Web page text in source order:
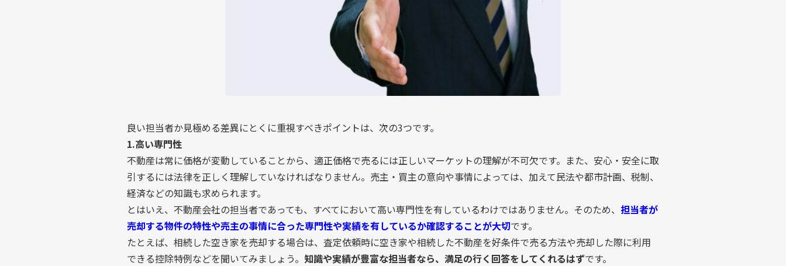
良い担当者か見極める差異にとくに重視すべきポイントは、次の3つです。
1.高い専門性
不動産は常に価格が変動していることから、適正価格で売るには正しいマーケットの理解が不可欠です。また、安心・安全に取
引するには法律を正しく理解していなければなりません。売主・買主の意向や事情によっては、加えて民法や都市計画、税制、
経済などの知識も求められます。
とはいえ、不動産会社の担当者であっても、すべてにおいて高い専門性を有しているわけではありません。そのため、 担当者が
売却する物件の特性や売主の事情に合った専門性や実績を有しているか確認することが大切です。
たとえば、相続した空き家を売却する場合は、査定依頼時に空き家や相続した不動産を好条件で売る方法や売却した際に利用
できる控除特例などを聞いてみましょう。 知識や実績が豊富な担当者なら、満足の行く回答をしてくれるはずです。